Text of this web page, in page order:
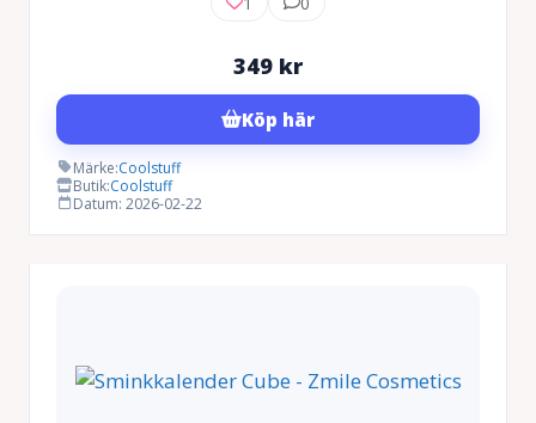
349 kr
Köp här
Märke:Coolstuff
Butik:Coolstuff
Datum: 2026-02-22